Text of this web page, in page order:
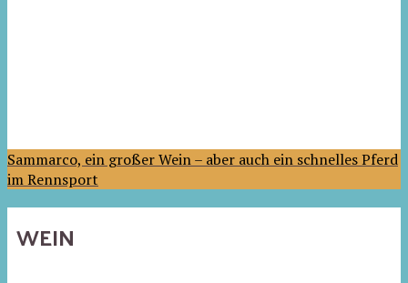
Sammarco, ein großer Wein – aber auch ein schnelles Pferd
im Rennsport
WEIN